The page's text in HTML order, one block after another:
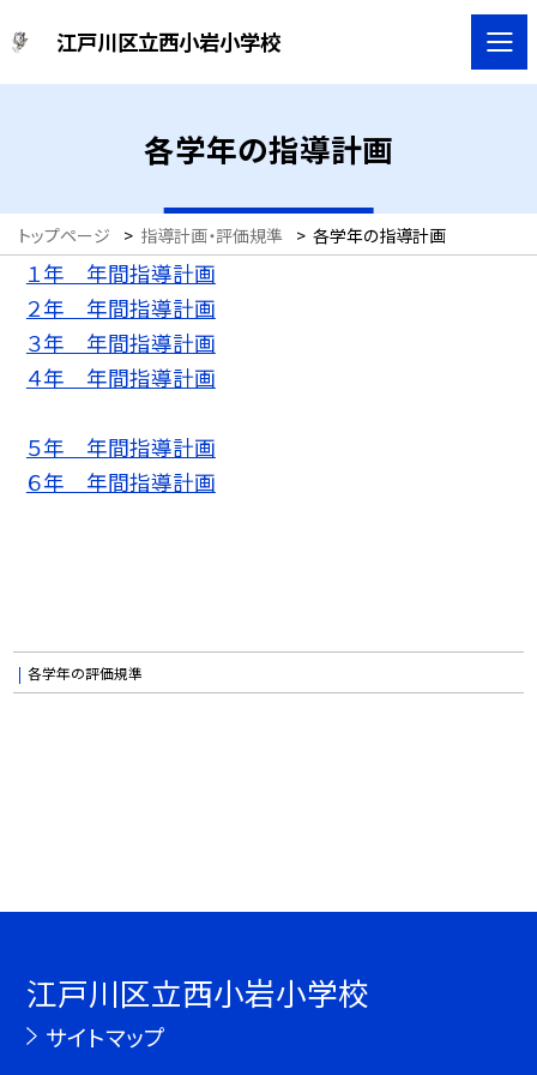
江戸川区立西小岩小学校
各学年の指導計画
トップページ > 指導計画・評価規準 > 各学年の指導計画
１年 年間指導計画
２年 年間指導計画
３年 年間指導計画
４年 年間指導計画
５年 年間指導計画
６年 年間指導計画
各学年の評価規準
江戸川区立西小岩小学校
サイトマップ